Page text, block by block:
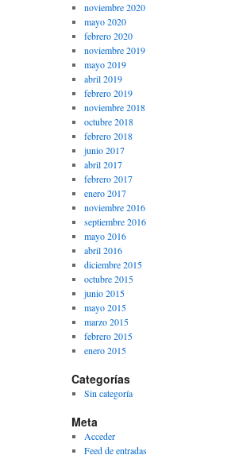
noviembre 2020
mayo 2020
febrero 2020
noviembre 2019
mayo 2019
abril 2019
febrero 2019
noviembre 2018
octubre 2018
febrero 2018
junio 2017
abril 2017
febrero 2017
enero 2017
noviembre 2016
septiembre 2016
mayo 2016
abril 2016
diciembre 2015
octubre 2015
junio 2015
mayo 2015
marzo 2015
febrero 2015
enero 2015
Categorías
Sin categoría
Meta
Acceder
Feed de entradas